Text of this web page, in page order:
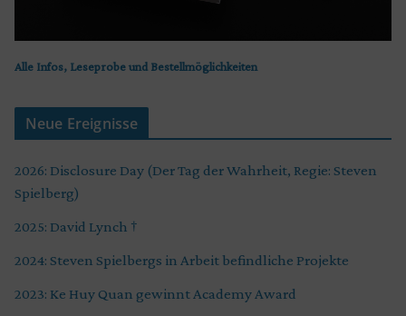
Alle Infos, Leseprobe und Bestellmöglichkeiten
Neue Ereignisse
2026: Disclosure Day (Der Tag der Wahrheit, Regie: Steven
Spielberg)
2025: David Lynch †
2024: Steven Spielbergs in Arbeit befindliche Projekte
2023: Ke Huy Quan gewinnt Academy Award